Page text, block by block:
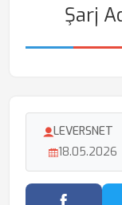
Şarj
LEVERSNET
18.05.2026